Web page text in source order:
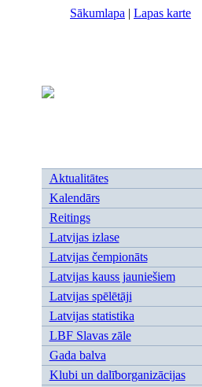
Sākumlapa | Lapas karte
Aktualitātes
Kalendārs
Reitings
Latvijas izlase
Latvijas čempionāts
Latvijas kauss jauniešiem
Latvijas spēlētāji
Latvijas statistika
LBF Slavas zāle
Gada balva
Klubi un dalīborganizācijas